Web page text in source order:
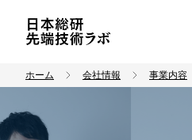
ホーム 会社情報 事業内容